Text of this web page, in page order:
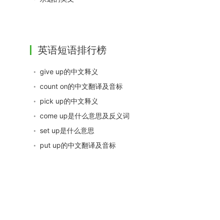
英语短语排行榜
give up的中文释义
count on的中文翻译及音标
pick up的中文释义
come up是什么意思及反义词
set up是什么意思
put up的中文翻译及音标